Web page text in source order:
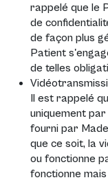
rappelé que le
de
de façon plus
Patient
de telles
Il est rappelé
uniquement
fourni par
que ce soit, la
ou fonctionne
fonctionne